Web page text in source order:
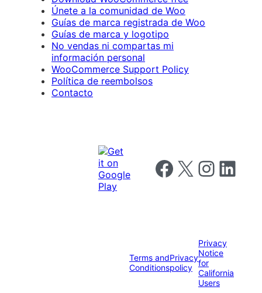
Únete a la comunidad de Woo
Guías de marca registrada de Woo
Guías de marca y logotipo
No vendas ni compartas mi
información personal
WooCommerce Support Policy
Política de reembolsos
Contacto
Follow us on Facebook
Follow us on X Follow us on
Follow us
Terms and
Conditions
Privacy
policy
Privacy
Notice
for
California
Users